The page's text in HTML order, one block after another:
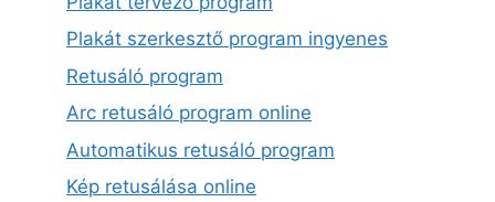
Plakát szerkesztő program ingyenes
Retusáló program
Arc retusáló program online
Automatikus retusáló program
Kép retusálása online